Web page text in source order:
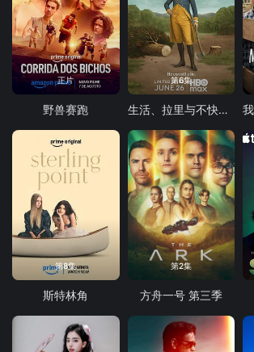
正片
野兽赛跑
第6集
生活、拉里与不快乐的追求：一部美国史
第8集
斯特林角
第2集
方舟一号 第三季